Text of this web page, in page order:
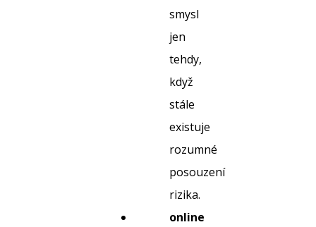
smysl
jen
tehdy,
když
stále
existuje
rozumné
posouzení
rizika.
online